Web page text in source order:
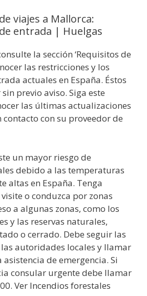
viajes a Mallorca:
entrada | Huelgas
la sección ‘Requisitos de
las restricciones y los
actuales en España. Éstos
previo aviso. Siga este
las últimas actualizaciones
contacto con su proveedor de
un mayor riesgo de
debido a las temperaturas
altas en España. Tenga
o conduzca por zonas
a algunas zonas, como los
y las reservas naturales,
o cerrado. Debe seguir las
autoridades locales y llamar
asistencia de emergencia. Si
consular urgente debe llamar
Ver Incendios forestales